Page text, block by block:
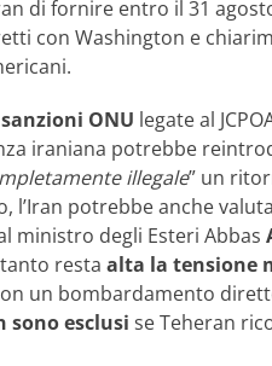
di fornire entro il 31
con Washington e
ONU legate al
iraniana potrebbe
illegale” un
l’Iran potrebbe anche
ministro degli Esteri Abbas
resta alta la tensione
un bombardamento
sono esclusi se Teheran